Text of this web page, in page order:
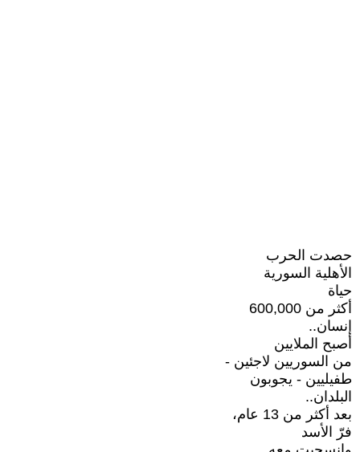
حصدت الحرب
الأهلية السورية
حياة
أكثر من 600,000
إنسان..
أصبح الملايين
من السوريين لاجئين -
طفيليين - يجوبون
البلدان..
بعد أكثر من 13 عام،
فرّ الأسد